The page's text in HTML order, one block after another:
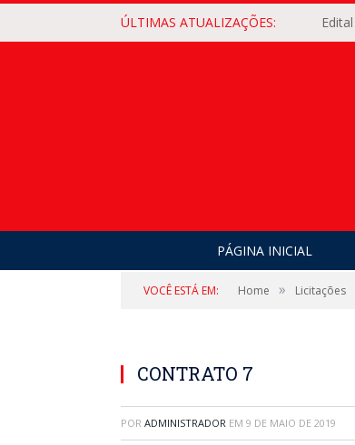
ÚLTIMAS ATUALIZAÇÕES:
PÁGINA INICIAL
VOCÊ ESTÁ EM: Home » Licitações
CONTRATO 7
POR ADMINISTRADOR EM 9 DE MAIO DE 2019